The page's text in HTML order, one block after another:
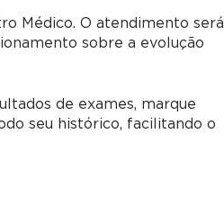
Médico. O atendimento será
sobre a evolução
de exames, marque
seu histórico, facilitando o